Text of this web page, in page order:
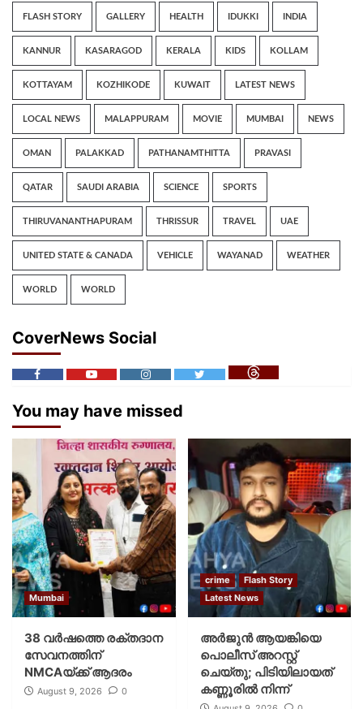
FLASH STORY GALLERY HEALTH IDUKKI INDIA
KANNUR KASARAGOD KERALA KIDS KOLLAM
KOTTAYAM KOZHIKODE KUWAIT LATEST NEWS
LOCAL NEWS MALAPPURAM MOVIE MUMBAI NEWS
OMAN PALAKKAD PATHANAMTHITTA PRAVASI
QATAR SAUDI ARABIA SCIENCE SPORTS
THIRUVANANTHAPURAM THRISSUR TRAVEL UAE
UNITED STATE & CANADA VEHICLE WAYANAD WEATHER
WORLD WORLD
CoverNews Social
You may have missed
Mumbai
38 വർഷത്തെ രക്തദാന
സേവനത്തിന്
NMCAയ്ക്ക് ആദരം
August 9, 2026 0
crime
Flash Story
Latest News
അർജുൻ ആയങ്കിയെ
പൊലീസ് അറസ്റ്റ്
ചെയ്‌തു; പിടിയിലായത്
കണ്ണൂരിൽ നിന്ന്